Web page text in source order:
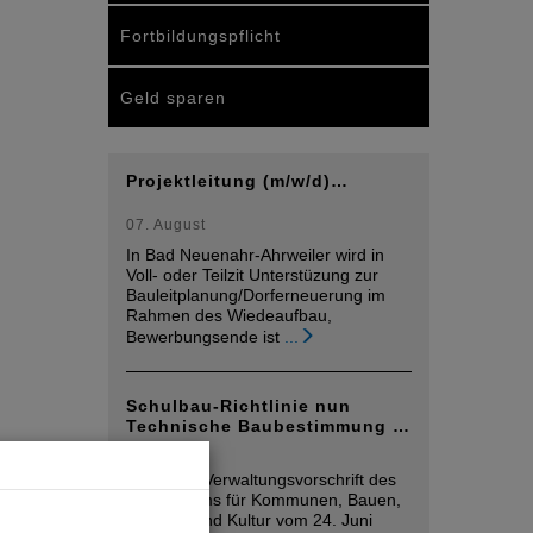
Fortbildungspflicht
Geld sparen
Projektleitung (m/w/d)…
07. August
In Bad Neuenahr-Ahrweiler wird in
Voll- oder Teilzit Unterstüzung zur
Bauleitplanung/Dorferneuerung im
Rahmen des Wiedeaufbau,
Bewerbungsende ist
Schulbau-Richtlinie nun
Technische Baubestimmung …
Durch die Verwaltungsvorschrift des
Ministeriums für Kommunen, Bauen,
Wohnen und Kultur vom 24. Juni